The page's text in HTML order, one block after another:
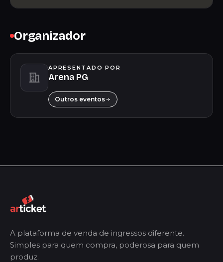
Organizador
APRESENTADO POR
Arena PG
Outros eventos
A plataforma de venda de ingressos diferente.
Simples para quem compra, poderosa para quem
produz.